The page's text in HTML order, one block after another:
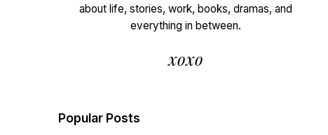
about life, stories, work, books, dramas, and
everything in between.
xoxo
Popular Posts